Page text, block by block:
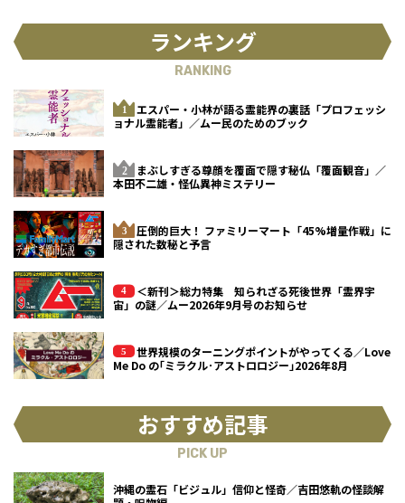
ランキング
RANKING
エスパー・小林が語る霊能界の裏話「プロフェッシ
ョナル霊能者」／ムー民のためのブック
まぶしすぎる尊顔を覆面で隠す秘仏「覆面観音」／
本田不二雄・怪仏異神ミステリー
圧倒的巨大！ ファミリーマート「45%増量作戦」に
隠された数秘と予言
＜新刊＞総力特集 知られざる死後世界「霊界宇
宙」の謎／ムー2026年9月号のお知らせ
世界規模のターニングポイントがやってくる／Love
Me Do の｢ミラクル･アストロロジー｣2026年8月
おすすめ記事
PICK UP
沖縄の霊石「ビジュル」信仰と怪奇／吉田悠軌の怪談解